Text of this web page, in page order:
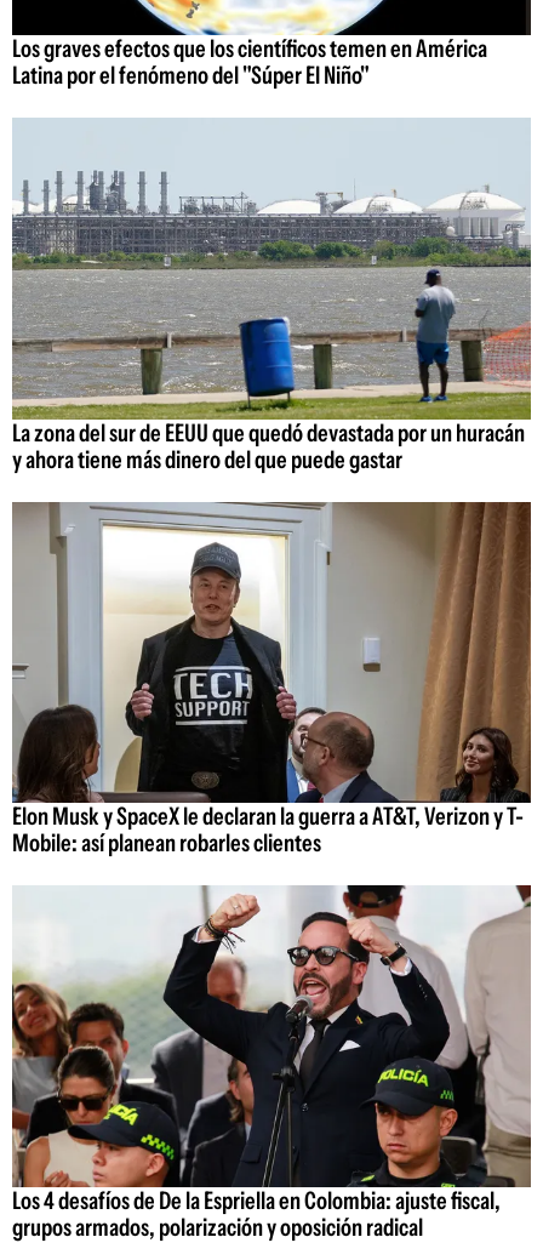
Los graves efectos que los científicos temen en América
Latina por el fenómeno del "Súper El Niño"
La zona del sur de EEUU que quedó devastada por un huracán
y ahora tiene más dinero del que puede gastar
Elon Musk y SpaceX le declaran la guerra a AT&T, Verizon y T-
Mobile: así planean robarles clientes
Los 4 desafíos de De la Espriella en Colombia: ajuste fiscal,
grupos armados, polarización y oposición radical